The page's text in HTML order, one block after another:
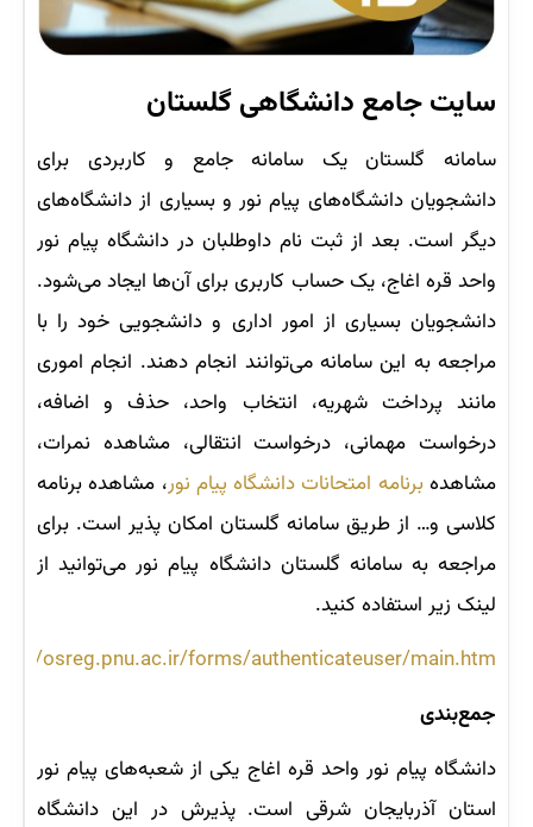
سایت جامع دانشگاهی گلستان
سامانه گلستان یک سامانه جامع و کاربردی برای
دانشجویان دانشگاه‌های پیام نور و بسیاری از دانشگاه‌های
دیگر است. بعد از ثبت نام داوطلبان در دانشگاه پیام نور
واحد قره اغاج، یک حساب کاربری برای آن‌ها ایجاد می‌شود.
دانشجویان بسیاری از امور اداری و دانشجویی خود را با
مراجعه به این سامانه می‌توانند انجام دهند. انجام اموری
مانند پرداخت شهریه، انتخاب واحد، حذف و اضافه،
درخواست مهمانی، درخواست انتقالی، مشاهده نمرات،
مشاهدهبرنامه امتحانات دانشگاه پیام نور، مشاهده برنامه
کلاسی و… از طریق سامانه گلستان امکان پذیر است. برای
مراجعه به سامانه گلستان دانشگاه پیام نور می‌توانید از
لینک زیر استفاده کنید.
osreg.pnu.ac.ir/forms/authenticateuser/main.htm
جمع‌بندی
دانشگاه پیام نور واحد قره اغاج یکی از شعبه‌های پیام نور
استان آذربایجان شرقی است. پذیرش در این دانشگاه